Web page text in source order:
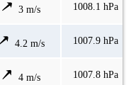
3 m/s 1008.1 hPa
4.2 m/s 1007.9 hPa
4 m/s 1007.8 hPa